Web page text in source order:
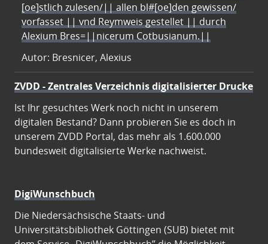
[oe]stlich zulesen/|| allen bl#[oe]den gewissen/
vorfasset || vnd Reymweis gestellet || durch
Alexium Bres=||nicerum Cotbusianum.||
Autor: Bresnicer, Alexius
ZVDD - Zentrales Verzeichnis digitalisierter Drucke
Ist Ihr gesuchtes Werk noch nicht in unserem
digitalen Bestand? Dann probieren Sie es doch in
unserem ZVDD Portal, das mehr als 1.600.000
bundesweit digitalisierte Werke nachweist.
DigiWunschbuch
Die Niedersächsische Staats- und
Universitätsbibliothek Göttingen (SUB) bietet mit